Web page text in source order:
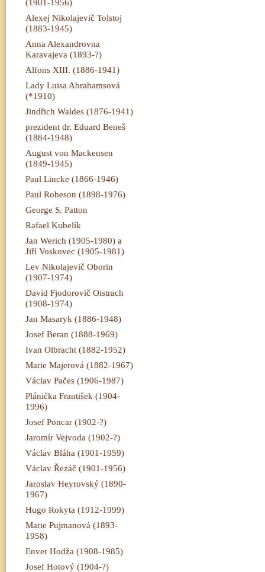
(1901-1956)
Alexej Nikolajevič Tolstoj
(1883-1945)
Anna Alexandrovna
Karavajeva (1893-?)
Alfons XIII. (1886-1941)
Lady Luisa Abrahamsová
(*1910)
Jindřich Waldes (1876-1941)
prezident dr. Eduard Beneš
(1884-1948)
August von Mackensen
(1849-1945)
Paul Lincke (1866-1946)
Paul Robeson (1898-1976)
George S. Patton
Rafael Kubelík
Jan Werich (1905-1980) a
Jiří Voskovec (1905-1981)
Lev Nikolajevič Oborin
(1907-1974)
David Fjodorovič Oistrach
(1908-1974)
Jan Masaryk (1886-1948)
Josef Beran (1888-1969)
Ivan Olbracht (1882-1952)
Marie Majerová (1882-1967)
Václav Pačes (1906-1987)
Plánička František (1904-
1996)
Josef Poncar (1902-?)
Jaromír Vejvoda (1902-?)
Václav Bláha (1901-1959)
Václav Řezáč (1901-1956)
Jaroslav Heyrovský (1890-
1967)
Hugo Rokyta (1912-1999)
Marie Pujmanová (1893-
1958)
Enver Hodža (1908-1985)
Josef Hotový (1904-?)